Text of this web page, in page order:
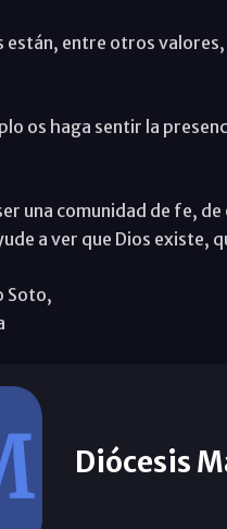
están, entre otros
os haga sentir la
una comunidad de fe,
a ver que Dios existe,
Soto,
Diócesis